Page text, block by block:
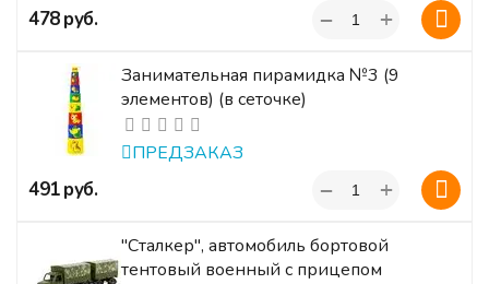
‍478‍руб. +
−
Занимательная пирамидка №3 (9
элементов) (в сеточке)
ПРЕДЗАКАЗ
‍491‍руб. +
−
"Сталкер", автомобиль бортовой
тентовый военный с прицепом